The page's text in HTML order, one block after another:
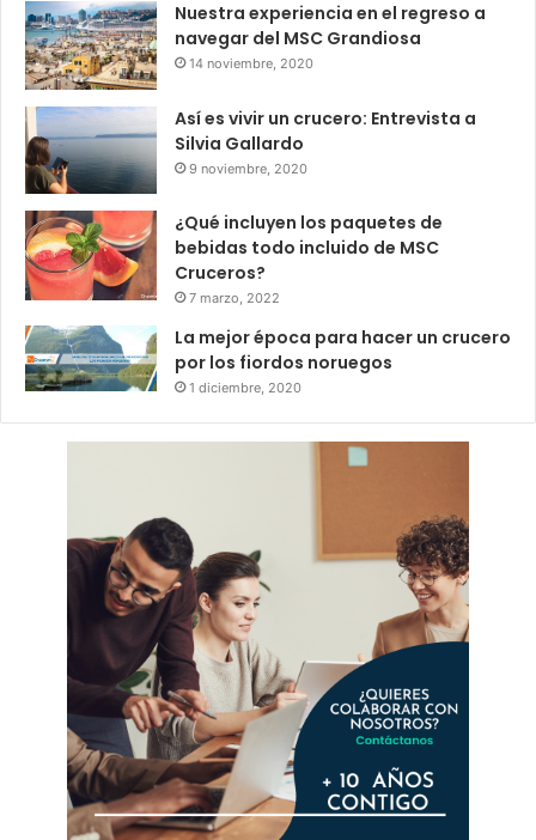
Nuestra experiencia en el regreso a
navegar del MSC Grandiosa
14 noviembre, 2020
Así es vivir un crucero: Entrevista a
Silvia Gallardo
9 noviembre, 2020
¿Qué incluyen los paquetes de
bebidas todo incluido de MSC
Cruceros?
7 marzo, 2022
La mejor época para hacer un crucero
por los fiordos noruegos
1 diciembre, 2020